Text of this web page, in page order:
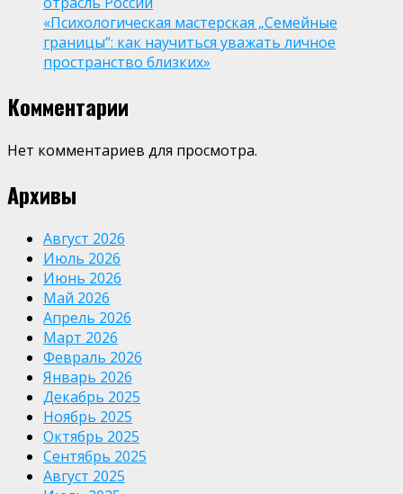
«Психологическая мастерская „Семейные
границы“: как научиться уважать личное
пространство близких»
Комментарии
Нет комментариев для просмотра.
Архивы
Август 2026
Июль 2026
Июнь 2026
Май 2026
Апрель 2026
Март 2026
Февраль 2026
Январь 2026
Декабрь 2025
Ноябрь 2025
Октябрь 2025
Сентябрь 2025
Август 2025